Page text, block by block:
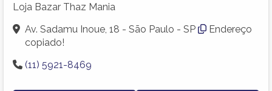
Loja Bazar Thaz Mania
Av. Sadamu Inoue, 18 - São Paulo - SP
Endereço
copiado!
(11) 5921-8469